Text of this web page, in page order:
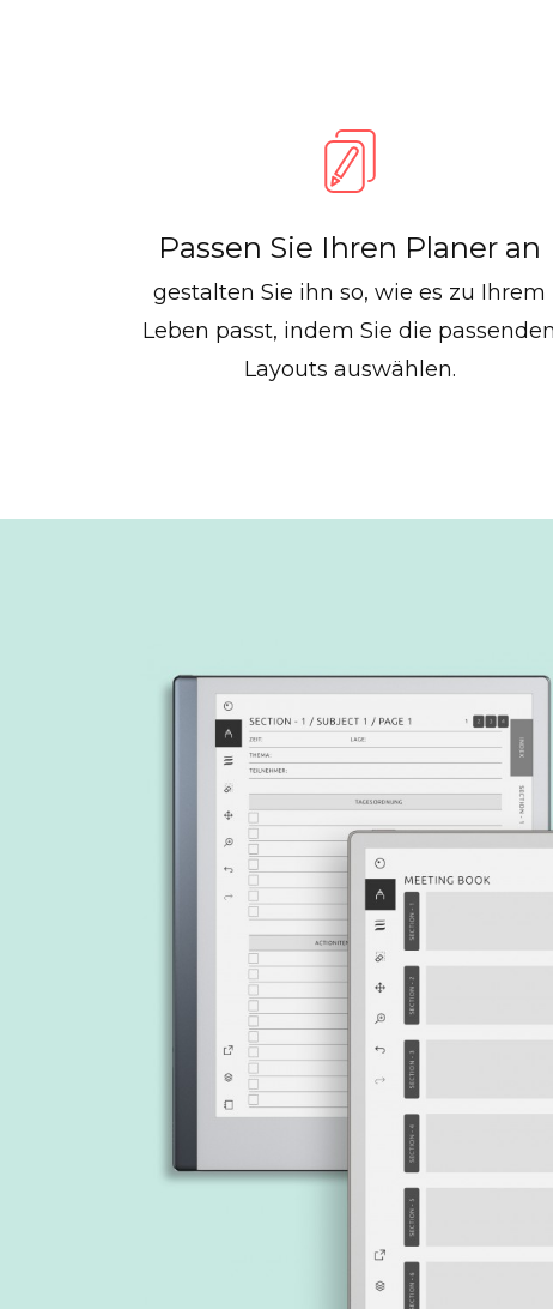
Passen Sie Ihren Planer an
gestalten Sie ihn so, wie es zu Ihrem
Leben passt, indem Sie die passenden
Layouts auswählen.